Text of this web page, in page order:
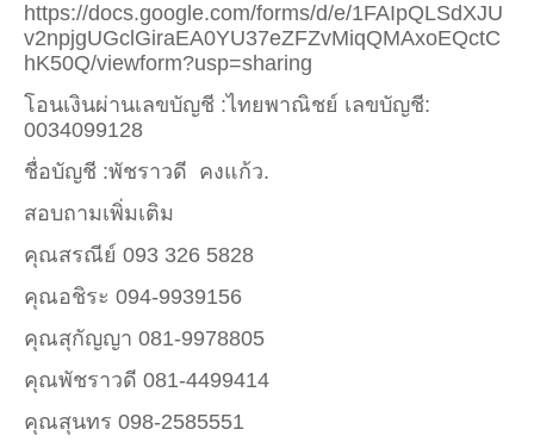
https://docs.google.com/forms/d/e/1FAIpQLSdXJU
v2npjgUGclGiraEA0YU37eZFZvMiqQMAxoEQctC
hK50Q/viewform?usp=sharing
โอนเงินผ่านเลขบัญชี :ไทยพาณิชย์ เลขบัญชี:
0034099128
ชื่อบัญชี :พัชราวดี คงแก้ว.
สอบถามเพิ่มเติม
คุณสรณีย์ 093 326 5828
คุณอชิระ 094-9939156
คุณสุกัญญา 081-9978805
คุณพัชราวดี 081-4499414
คุณสุนทร 098-2585551